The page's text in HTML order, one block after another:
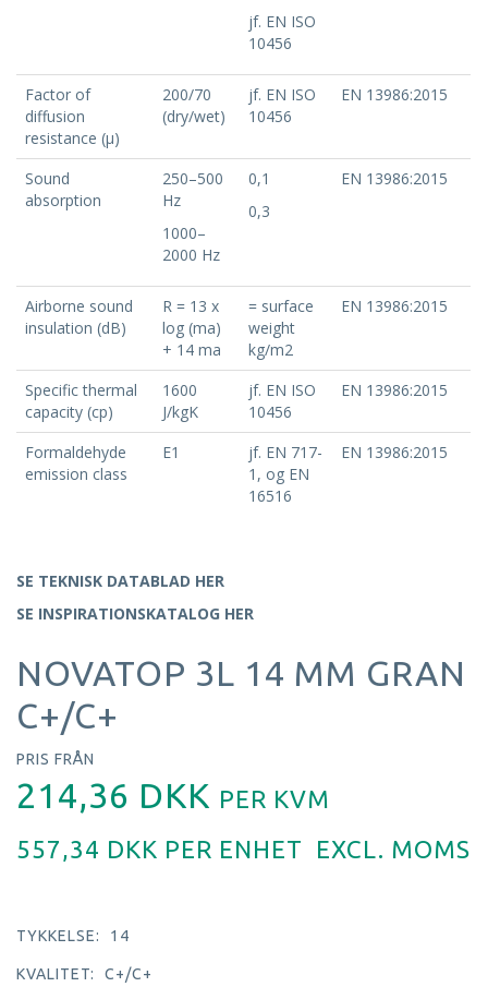
jf. EN ISO
10456
Factor of
diffusion
resistance (μ)
200/70
(dry/wet)
jf. EN ISO
10456
EN 13986:2015
Sound
absorption
250–500
Hz
1000–
2000 Hz
0,1
0,3
EN 13986:2015
Airborne sound
insulation (dB)
R = 13 x
log (ma)
+ 14 ma
= surface
weight
kg/m2
EN 13986:2015
Specific thermal
capacity (cp)
1600
J/kgK
jf. EN ISO
10456
EN 13986:2015
Formaldehyde
emission class
E1
jf. EN 717-
1, og EN
16516
EN 13986:2015
SE TEKNISK DATABLAD HER
SE INSPIRATIONSKATALOG HER
NOVATOP 3L 14 MM GRAN
C+/C+
PRIS FRÅN
214,36 DKK PER KVM
557,34 DKK PER ENHET EXCL. MOMS
TYKKELSE: 14
KVALITET: C+/C+